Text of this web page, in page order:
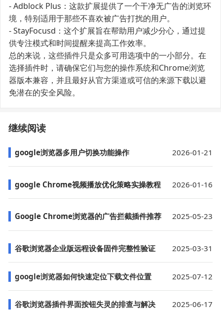
- Adblock Plus：这款扩展提供了一个干净无广告的浏览环
境，特别适用于那些不喜欢被广告打扰的用户。
- StayFocusd：这个扩展旨在帮助用户减少分心，通过提
供专注模式和时间提醒来提高工作效率。
总的来说，这些插件只是众多可用选项中的一小部分。在
选择插件时，请确保它们与您的操作系统和Chrome浏览
器版本兼容，并且最好从官方渠道或可信的来源下载以避
免潜在的安全风险。
继续阅读
google浏览器多用户切换功能操作 2026-01-21
google Chrome视频播放优化策略实操教程 2026-01-16
Google Chrome浏览器的广告拦截插件推荐 2025-05-23
谷歌浏览器企业版远程设备固件完整性验证 2025-03-31
google浏览器如何快速定位下载文件位置 2025-07-12
谷歌浏览器插件界面按钮失灵的排查与解决 2025-06-17